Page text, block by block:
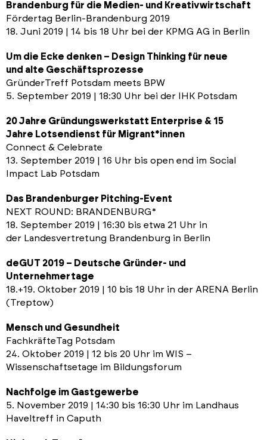
Brandenburg für die Medien- und Kreativwirtschaft
Fördertag Berlin-Brandenburg 2019
18. Juni 2019 | 14 bis 18 Uhr bei der KPMG AG in Berlin
Um die Ecke denken – Design Thinking für neue
und alte Geschäftsprozesse
GründerTreff Potsdam meets BPW
5. September 2019 | 18:30 Uhr bei der IHK Potsdam
20 Jahre Gründungswerkstatt Enterprise & 15
Jahre Lotsendienst für Migrant*innen
Connect & Celebrate
13. September 2019 | 16 Uhr bis open end im Social
Impact Lab Potsdam
Das Brandenburger Pitching-Event
NEXT ROUND: BRANDENBURG*
18. September 2019 | 16:30 bis etwa 21 Uhr in
der Landesvertretung Brandenburg in Berlin
deGUT 2019 – Deutsche Gründer- und
Unternehmertage
18.+19. Oktober 2019 | 10 bis 18 Uhr in der ARENA Berlin
(Treptow)
Mensch und Gesundheit
FachkräfteTag Potsdam
24. Oktober 2019 | 12 bis 20 Uhr im WIS –
Wissenschaftsetage im Bildungsforum
Nachfolge im Gastgewerbe
5. November 2019 | 14:30 bis 16:30 Uhr im Landhaus
Haveltreff in Caputh